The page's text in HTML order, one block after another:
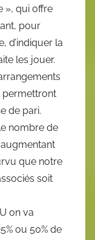
», qui offre
pour
d’indiquer la
les jouer.
permettront
de pari.
nombre de
que notre
soit
on va
ou 50% de